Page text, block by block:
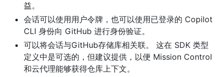
益。
会话可以使用用户令牌，也可以使用已登录的 Copilot
CLI 身份向 GitHub 进行身份验证。
可以将会话与GitHub存储库相关联。 这在 SDK 类型
定义中是可选的，但建议提供，以便 Mission Control
和云代理能够获得仓库上下文。